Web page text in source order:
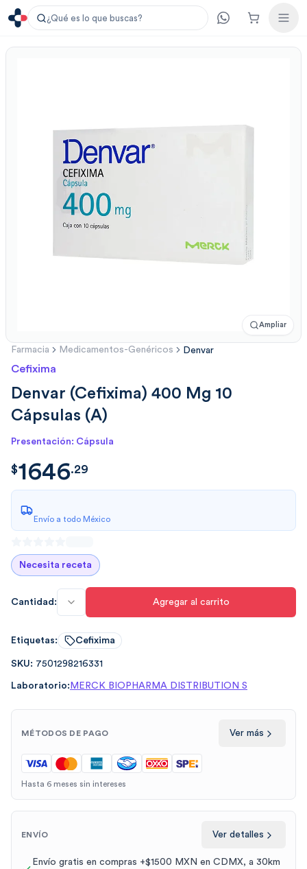
¿Qué es lo que buscas?
Ampliar
Farmacia Medicamentos-Genéricos Denvar
Cefixima
Denvar (Cefixima) 400 Mg 10
Cápsulas (A)
Presentación: Cápsula
$ 1646.297
$1646.29
Envío a todo México
Necesita receta
Cantidad: Agregar al carrito
Etiquetas: Cefixima
SKU: 7501298216331
Laboratorio: MERCK BIOPHARMA DISTRIBUTION S
MÉTODOS DE PAGO Ver más
Hasta 6 meses sin intereses
ENVÍO Ver detalles
Envío gratis en compras +$1500 MXN en CDMX, a 30km